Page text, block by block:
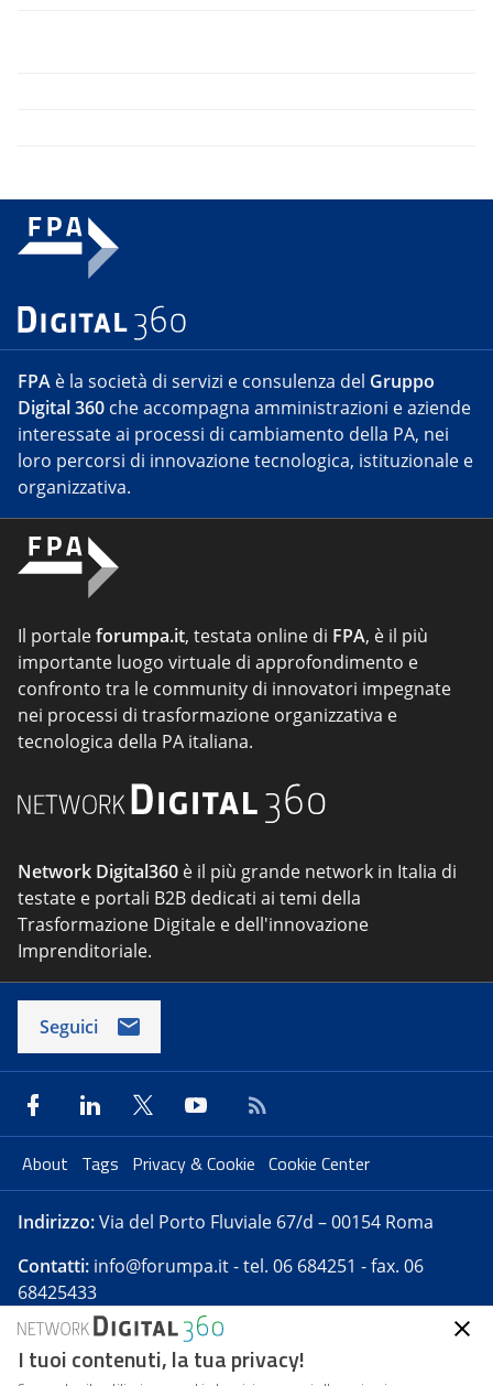
FPA è la società di servizi e consulenza del Gruppo
Digital 360 che accompagna amministrazioni e aziende
interessate ai processi di cambiamento della PA, nei
loro percorsi di innovazione tecnologica, istituzionale e
organizzativa.
Il portaleforumpa.it, testata online di FPA, è il più
importante luogo virtuale di approfondimento e
confronto tra le community di innovatori impegnate
nei processi di trasformazione organizzativa e
tecnologica della PA italiana.
Network Digital360 è il più grande network in Italia di
testate e portali B2B dedicati ai temi della
Trasformazione Digitale e dell'innovazione
Imprenditoriale.
Seguici
About Tags Privacy & Cookie Cookie Center
Indirizzo:Via del Porto Fluviale 67/d – 00154 Roma
Contatti: info@forumpa.it- tel. 06 684251 - fax. 06
68425433
Forumpa.itè una pubblicazione telematica iscritta
I tuoi contenuti, la tua privacy!